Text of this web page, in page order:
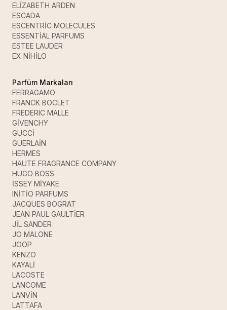
ELİZABETH ARDEN
ESCADA
ESCENTRİC MOLECULES
ESSENTİAL PARFUMS
ESTEE LAUDER
EX NİHİLO
Parfüm Markaları
FERRAGAMO
FRANCK BOCLET
FREDERIC MALLE
GİVENCHY
GUCCİ
GUERLAİN
HERMES
HAUTE FRAGRANCE COMPANY
HUGO BOSS
İSSEY MİYAKE
INİTİO PARFUMS
JACQUES BOGRAT
JEAN PAUL GAULTİER
JİL SANDER
JO MALONE
JOOP
KENZO
KAYALİ
LACOSTE
LANCOME
LANVİN
LATTAFA